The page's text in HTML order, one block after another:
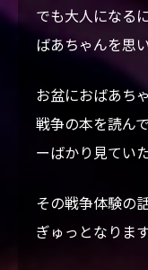
でも大人になる
ばあちゃんを思
お盆におばあち
戦争の本を読ん
ーばかり見ていた
その戦争体験の
ぎゅっとなります